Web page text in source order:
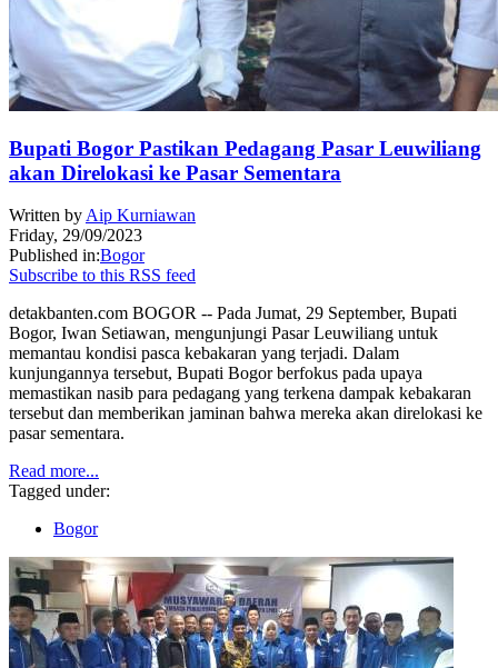
Bupati Bogor Pastikan Pedagang Pasar Leuwiliang
akan Direlokasi ke Pasar Sementara
Written by Aip Kurniawan
Friday, 29/09/2023
Published in:Bogor
Subscribe to this RSS feed
detakbanten.com BOGOR -- Pada Jumat, 29 September, Bupati
Bogor, Iwan Setiawan, mengunjungi Pasar Leuwiliang untuk
memantau kondisi pasca kebakaran yang terjadi. Dalam
kunjungannya tersebut, Bupati Bogor berfokus pada upaya
memastikan nasib para pedagang yang terkena dampak kebakaran
tersebut dan memberikan jaminan bahwa mereka akan direlokasi ke
pasar sementara.
Read more...
Tagged under:
Bogor